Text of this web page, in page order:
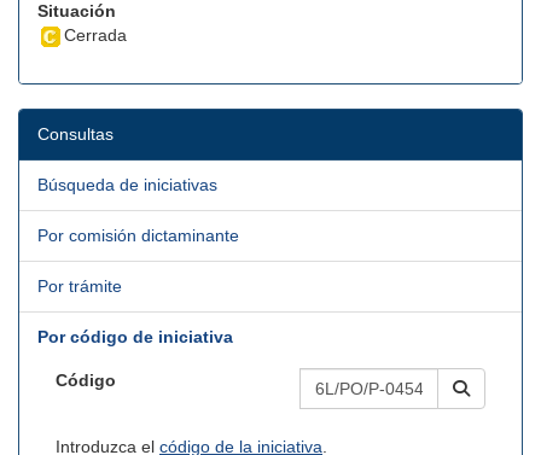
Situación
Cerrada
Consultas
Búsqueda de iniciativas
Por comisión dictaminante
Por trámite
Por código de iniciativa
Código
Introduzca el código de la iniciativa.